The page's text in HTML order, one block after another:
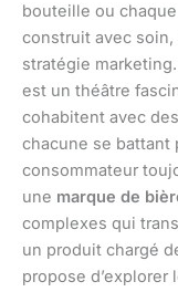
bouteille ou
construit avec
stratégie
est un théâtre
cohabitent avec des
chacune se battant
consommateur
une marque de
complexes qui
un produit chargé
propose